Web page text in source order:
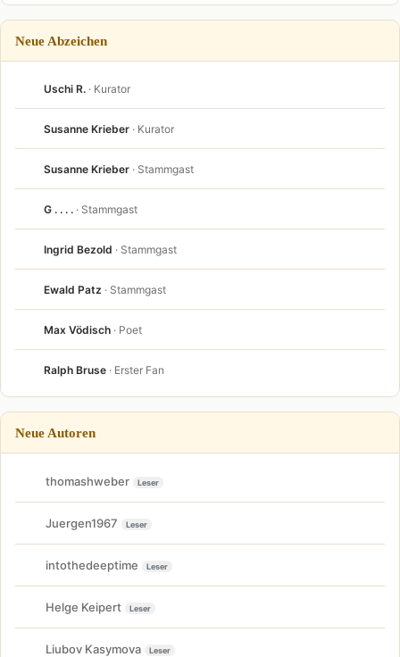
Neue Abzeichen
Uschi R. · Kurator
Susanne Krieber · Kurator
Susanne Krieber · Stammgast
G . . . . · Stammgast
Ingrid Bezold · Stammgast
Ewald Patz · Stammgast
Max Vödisch · Poet
Ralph Bruse · Erster Fan
Neue Autoren
thomashweber Leser
Juergen1967 Leser
intothedeeptime Leser
Helge Keipert Leser
Liubov Kasymova Leser